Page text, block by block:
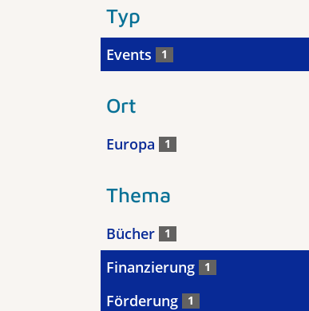
Typ
Events 1
Ort
Europa 1
Thema
Bücher 1
Finanzierung 1
Förderung 1